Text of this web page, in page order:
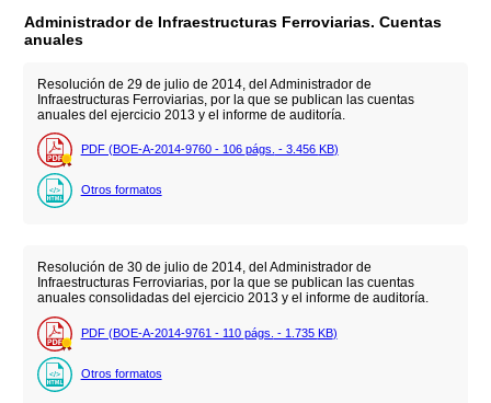
Administrador de Infraestructuras Ferroviarias. Cuentas
anuales
Resolución de 29 de julio de 2014, del Administrador de
Infraestructuras Ferroviarias, por la que se publican las cuentas
anuales del ejercicio 2013 y el informe de auditoría.
PDF (BOE-A-2014-9760 - 106 págs. - 3.456 KB)
Otros formatos
Resolución de 30 de julio de 2014, del Administrador de
Infraestructuras Ferroviarias, por la que se publican las cuentas
anuales consolidadas del ejercicio 2013 y el informe de auditoría.
PDF (BOE-A-2014-9761 - 110 págs. - 1.735 KB)
Otros formatos